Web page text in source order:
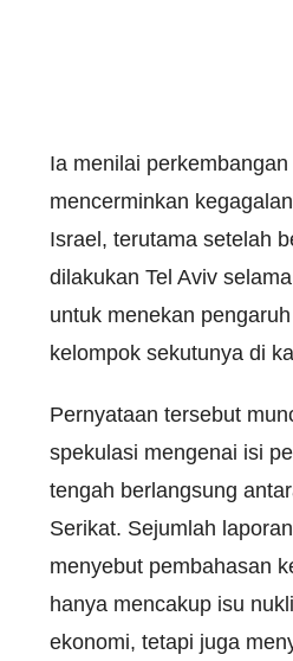
Ia menilai
mencerminkan
Israel, terutama setelah
dilakukan Tel Aviv
untuk menekan
kelompok sekutunya di
Pernyataan tersebut
spekulasi mengenai isi
tengah berlangsung
Serikat. Sejumlah
menyebut pembahasan
hanya mencakup isu
ekonomi, tetapi juga